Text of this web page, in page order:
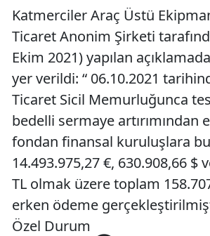
Katmerciler Araç Üstü
Ticaret Anonim Şirketi
Ekim 2021) yapılan
yer verildi: “ 06.10.2021
Ticaret Sicil Memurluğunca
bedelli sermaye artırımından
fondan finansal kuruluşlara
14.493.975,27 €, 630.908,66 $
TL olmak üzere toplam
erken ödeme
Özel Durum